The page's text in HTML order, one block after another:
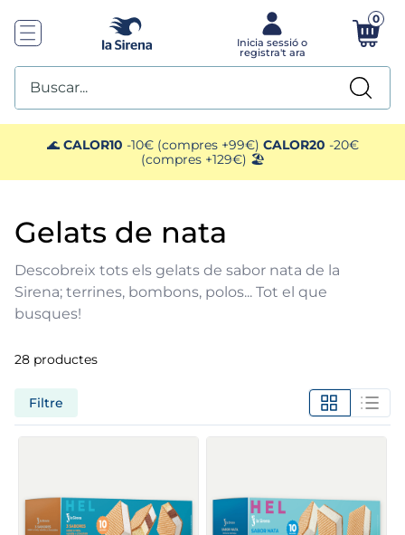
0
Buscar...
🌊 CALOR10 -10€ (compres +99€) CALOR20 -20€
(compres +129€) 🏖️
gelats de nata
Descobreix tots els gelats de sabor nata de la
Sirena; terrines, bombons, polos... Tot el que
busques!
28 productes
Filtre
TOP SEARCHES
1. helados sirena
2. gambas
3. patatas
4. gamba
5. verduras
croquetas
gambon